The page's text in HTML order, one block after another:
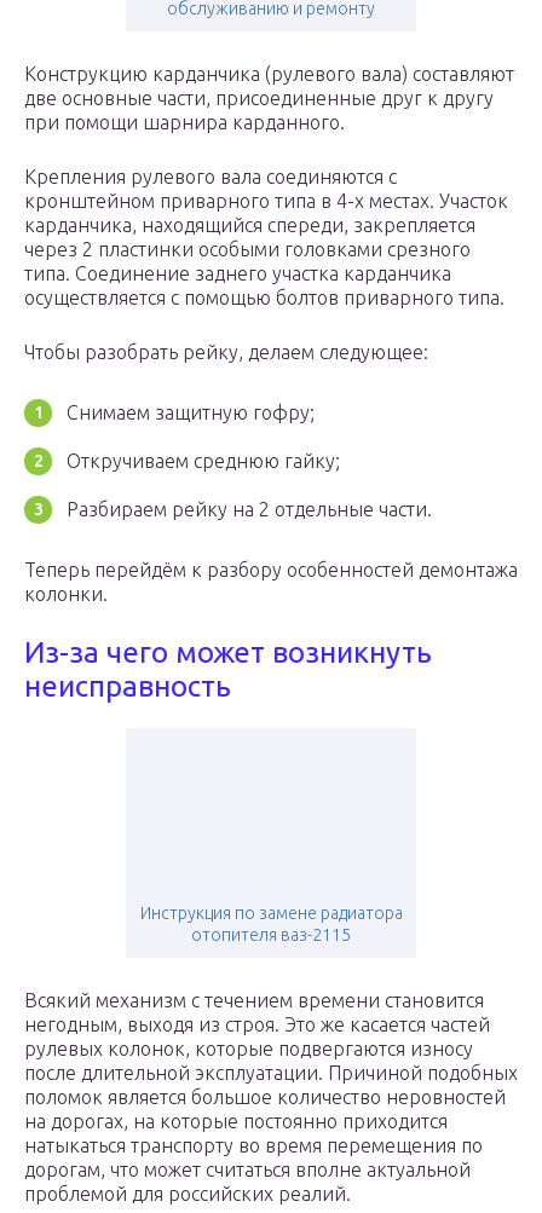
обслуживанию и ремонту
Конструкцию карданчика (рулевого вала) составляют
две основные части, присоединенные друг к другу
при помощи шарнира карданного.
Крепления рулевого вала соединяются с
кронштейном приварного типа в 4-х местах. Участок
карданчика, находящийся спереди, закрепляется
через 2 пластинки особыми головками срезного
типа. Соединение заднего участка карданчика
осуществляется с помощью болтов приварного типа.
Чтобы разобрать рейку, делаем следующее:
Снимаем защитную гофру;
Откручиваем среднюю гайку;
Разбираем рейку на 2 отдельные части.
Теперь перейдём к разбору особенностей демонтажа
колонки.
Из-за чего может возникнуть
неисправность
Инструкция по замене радиатора
отопителя ваз-2115
Всякий механизм с течением времени становится
негодным, выходя из строя. Это же касается частей
рулевых колонок, которые подвергаются износу
после длительной эксплуатации. Причиной подобных
поломок является большое количество неровностей
на дорогах, на которые постоянно приходится
натыкаться транспорту во время перемещения по
дорогам, что может считаться вполне актуальной
проблемой для российских реалий.